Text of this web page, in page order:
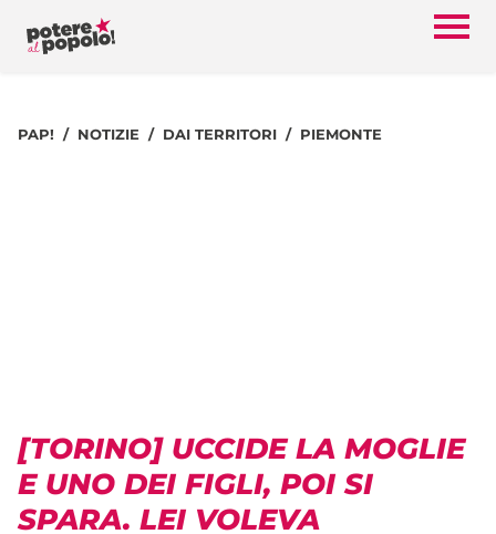
PAP! NOTIZIE DAI TERRITORI PIEMONTE
[TORINO] UCCIDE LA MOGLIE
E UNO DEI FIGLI, POI SI
SPARA. LEI VOLEVA